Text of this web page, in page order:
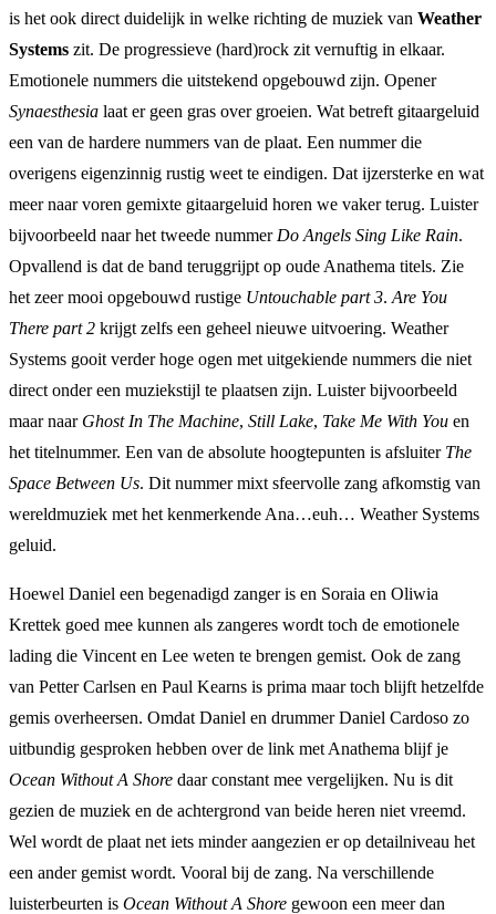
is het ook direct duidelijk in welke richting de muziek van Weather
Systems zit. De progressieve (hard)rock zit vernuftig in elkaar.
Emotionele nummers die uitstekend opgebouwd zijn. Opener
Synaesthesia laat er geen gras over groeien. Wat betreft gitaargeluid
een van de hardere nummers van de plaat. Een nummer die
overigens eigenzinnig rustig weet te eindigen. Dat ijzersterke en wat
meer naar voren gemixte gitaargeluid horen we vaker terug. Luister
bijvoorbeeld naar het tweede nummer Do Angels Sing Like Rain.
Opvallend is dat de band teruggrijpt op oude Anathema titels. Zie
het zeer mooi opgebouwd rustige Untouchable part 3. Are You
There part 2 krijgt zelfs een geheel nieuwe uitvoering. Weather
Systems gooit verder hoge ogen met uitgekiende nummers die niet
direct onder een muziekstijl te plaatsen zijn. Luister bijvoorbeeld
maar naar Ghost In The Machine, Still Lake, Take Me With You en
het titelnummer. Een van de absolute hoogtepunten is afsluiter The
Space Between Us. Dit nummer mixt sfeervolle zang afkomstig van
wereldmuziek met het kenmerkende Ana…euh… Weather Systems
geluid.
Hoewel Daniel een begenadigd zanger is en Soraia en Oliwia
Krettek goed mee kunnen als zangeres wordt toch de emotionele
lading die Vincent en Lee weten te brengen gemist. Ook de zang
van Petter Carlsen en Paul Kearns is prima maar toch blijft hetzelfde
gemis overheersen. Omdat Daniel en drummer Daniel Cardoso zo
uitbundig gesproken hebben over de link met Anathema blijf je
Ocean Without A Shore daar constant mee vergelijken. Nu is dit
gezien de muziek en de achtergrond van beide heren niet vreemd.
Wel wordt de plaat net iets minder aangezien er op detailniveau het
een ander gemist wordt. Vooral bij de zang. Na verschillende
luisterbeurten is Ocean Without A Shore gewoon een meer dan